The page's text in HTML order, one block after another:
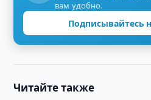
вам удобно.
Подписывайтесь
Читайте также